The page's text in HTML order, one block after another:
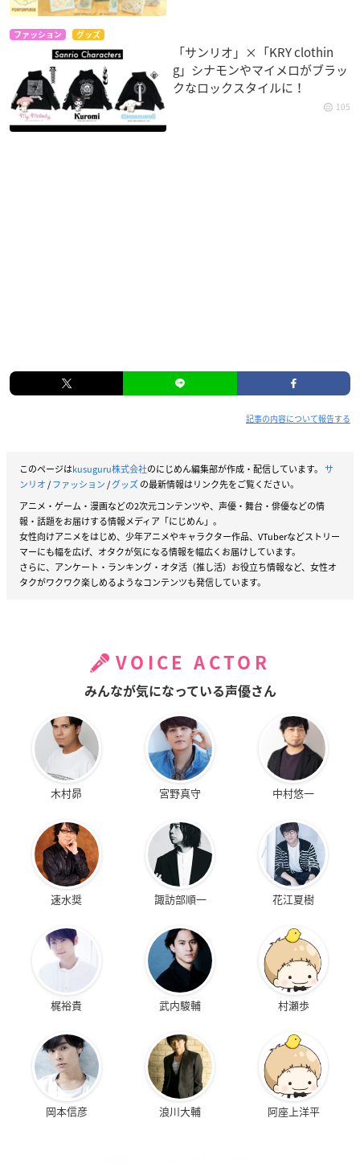
ファッション グッズ
「サンリオ」×「KRY clothin
g」シナモンやマイメロがブラッ
クなロックスタイルに！
105
記事の内容について報告する
このページはkusuguru株式会社のにじめん編集部が作成・配信しています。 サ
ンリオ/ファッション/グッズの最新情報はリンク先をご覧ください。
アニメ・ゲーム・漫画などの2次元コンテンツや、声優・舞台・俳優などの情
報・話題をお届けする情報メディア「にじめん」。
女性向けアニメをはじめ、少年アニメやキャラクター作品、VTuberなどストリー
マーにも幅を広げ、オタクが気になる情報を幅広くお届けしています。
さらに、アンケート・ランキング・オタ活（推し活）お役立ち情報など、女性オ
タクがワクワク楽しめるようなコンテンツも発信しています。
VOICE ACTOR
みんなが気になっている声優さん
木村昴 宮野真守 中村悠一
速水奨 諏訪部順一 花江夏樹
梶裕貴 武内駿輔 村瀬歩
岡本信彦 浪川大輔 阿座上洋平